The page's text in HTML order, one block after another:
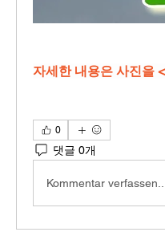
자세한 내용은 사진을
0
댓글 0개
Kommentar verfassen...